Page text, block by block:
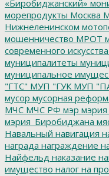
«Биробиджанский»
морепродукты Москва
Нижнеленинском
мошенничество МРОТ
современного искусства
муниципалитеты
муниципальное
"ГТС" МУП "ГУК МУП
мусор мусорная
МЧС МЧС РФ мэр мэрия
мэрия_Биробиджана
Навальный навигация
награда награждение
Найфельд наказание
имущество налог на